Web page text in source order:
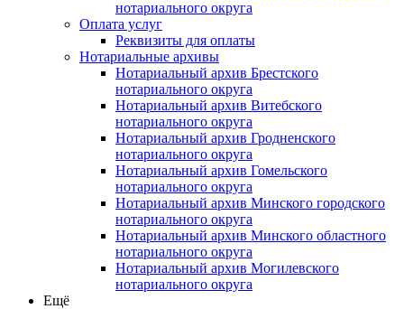
нотариального округа
Оплата услуг
Реквизиты для оплаты
Нотариальные архивы
Нотариальный архив Брестского
нотариального округа
Нотариальный архив Витебского
нотариального округа
Нотариальный архив Гродненского
нотариального округа
Нотариальный архив Гомельского
нотариального округа
Нотариальный архив Минского городского
нотариального округа
Нотариальный архив Минского областного
нотариального округа
Нотариальный архив Могилевского
нотариального округа
Ещё